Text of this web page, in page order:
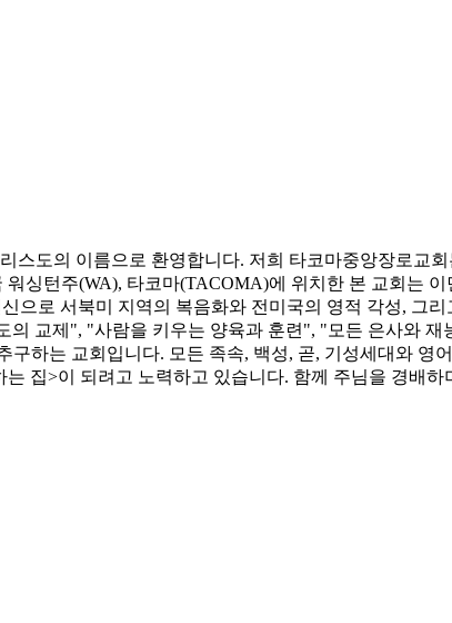
도의 이름으로 환영합니다. 저희 타코마중앙장로교
싱턴주(WA), 타코마(TACOMA)에 위치한 본 교회는
로 서북미 지역의 복음화와 전미국의 영적 각성, 그
교제", "사람을 키우는 양육과 훈련", "모든 은사와 재
하는 교회입니다. 모든 족속, 백성, 곧, 기성세대와 영
집>이 되려고 노력하고 있습니다. 함께 주님을 경배